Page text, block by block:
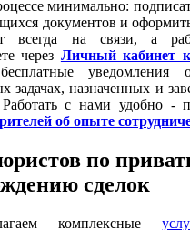
минимально:
документов и
всегда на связи, а
через Личный кабинет
бесплатные
задачах, назначенных и
Работать с нами удобно -
об опыте
по
сделок
комплексные